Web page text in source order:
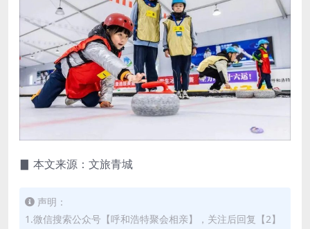
▊ 本文来源：文旅青城
声明：
1.微信搜索公众号【呼和浩特聚会相亲】，关注后回复【2】